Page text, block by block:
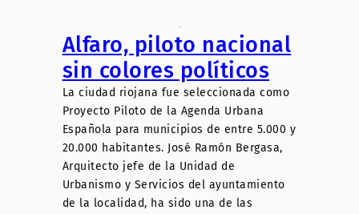
.
Alfaro, piloto nacional
sin colores políticos
La ciudad riojana fue seleccionada como
Proyecto Piloto de la Agenda Urbana
Española para municipios de entre 5.000 y
20.000 habitantes. José Ramón Bergasa,
Arquitecto jefe de la Unidad de
Urbanismo y Servicios del ayuntamiento
de la localidad, ha sido una de las